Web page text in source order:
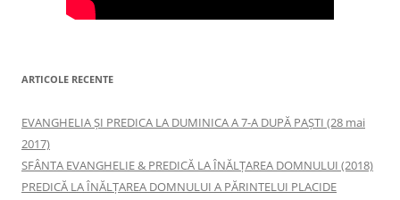
ARTICOLE RECENTE
EVANGHELIA ȘI PREDICA LA DUMINICA A 7-A DUPĂ PAȘTI (28 mai
2017)
SFÂNTA EVANGHELIE & PREDICĂ LA ÎNĂLŢAREA DOMNULUI (2018)
PREDICĂ LA ÎNĂLŢAREA DOMNULUI A PĂRINTELUI PLACIDE